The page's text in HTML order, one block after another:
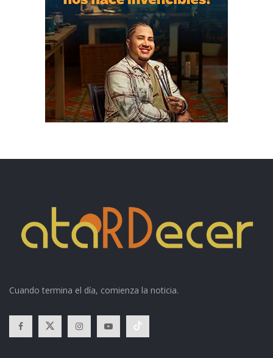
Cuando termina el día, comienza la noticia.